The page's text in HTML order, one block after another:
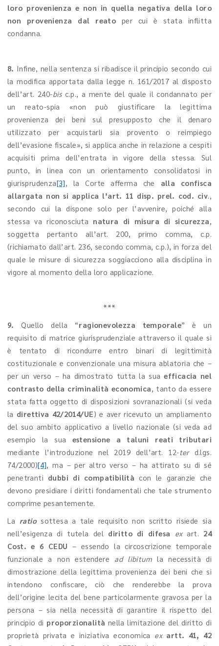
loro provenienza e non in quella negativa della loro
non provenienza dal reato per cui è stata inflitta
condanna.
8. Infine, nella sentenza si ribadisce il principio secondo cui
la modifica apportata dalla legge n. 161/2017 al disposto
dell’art. 240-bisc.p., a mente del quale il condannato per
un reato-spia «non può giustificare la legittima
provenienza dei beni sul presupposto che il denaro
utilizzato per acquistarli sia provento o reimpiego
dell’evasione fiscale», si applica anche in relazione a cespiti
acquisiti prima dell’entrata in vigore della stessa. Sul
punto, in linea con un orientamento consolidatosi in
giurisprudenza[3], la Corte afferma che alla confisca
allargata non si applica l’art. 11 disp. prel. cod. civ.,
secondo cui la dispone solo per l’avvenire, poiché alla
stessa va riconosciuta natura di misura di sicurezza,
soggetta pertanto all’art. 200, primo comma, c.p.
(richiamato dall’art. 236, secondo comma, c.p.), in forza del
quale le misure di sicurezza soggiacciono alla disciplina in
vigore al momento della loro applicazione.
***
9.Quello della “ragionevolezza temporale” è un
requisito di matrice giurisprudenziale attraverso il quale si
è tentato di ricondurre entro binari di legittimità
costituzionale e convenzionale una misura ablatoria che –
per un verso – ha dimostrato tutta la suaefficacia nel
contrasto della criminalità economica, tanto da essere
stata fatta oggetto di disposizioni sovranazionali (si veda
la direttiva 42/2014/UE) e aver ricevuto un ampliamento
del suo ambito applicativo a livello nazionale (si veda ad
esempio la sua estensione a taluni reati tributari
mediante l’introduzione nel 2019 dell’art. 12-terd.lgs.
74/2000)[4], ma – per altro verso – ha attirato su di sé
penetranti dubbi di compatibilità con le garanzie che
devono presidiare i diritti fondamentali che tale strumento
comprime pesantemente.
La ratiosottesa a tale requisito non scritto risiede sia
nell’esigenza di tutela del diritto di difesa exart. 24
Cost. e 6 CEDU – essendo la circoscrizione temporale
funzionale a non estendere ad libitum la necessità di
dimostrazione della legittima provenienza dei beni che si
intendono confiscare, ciò che renderebbe la prova
dell’origine lecita del bene particolarmente gravosa per la
persona – sia nella necessità di garantire il rispetto del
principio di proporzionalità nella limitazione del diritto di
proprietà privata e iniziativa economica ex artt. 41, 42